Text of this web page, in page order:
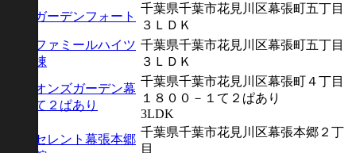
幕張ガーデンフォート
千葉県千葉市花見川区幕張町五丁目
３ＬＤＫ
幕張ファミールハイツ
４号棟
千葉県千葉市花見川区幕張町五丁目
３ＬＤＫ
ライオンズガーデン幕
張 て２ぱあり
千葉県千葉市花見川区幕張町４丁目
１８００－１て２ぱあり
3LDK
エクセレント幕張本郷
千葉県千葉市花見川区幕張本郷２丁
目